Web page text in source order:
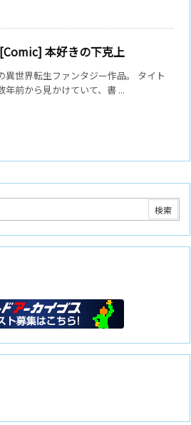
本好きの下克上
異世界転生ファンタジー作品。 タイト
年前から見かけていて、書 ...